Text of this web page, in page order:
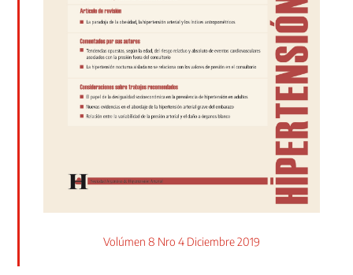
Volúmen 8 Nro 4 Diciembre 2019